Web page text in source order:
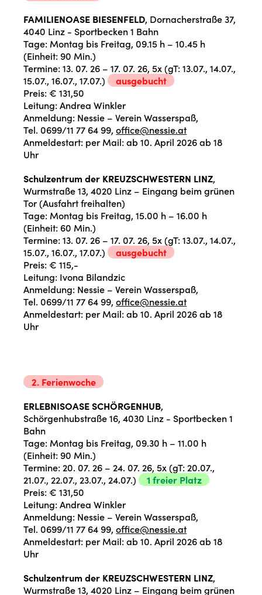
FAMILIENOASE BIESENFELD, Dornacherstraße 37,
4040 Linz - Sportbecken 1 Bahn
Tage: Montag bis Freitag, 09.15 h – 10.45 h
(Einheit: 90 Min.)
Termine: 13. 07. 26 – 17. 07. 26, 5x (gT: 13.07., 14.07.,
15.07., 16.07., 17.07.)
ausgebucht
Preis: € 131,50
Leitung: Andrea Winkler
Anmeldung: Nessie – Verein Wasserspaß,
Tel. 0699/11 77 64 99,office@nessie.at
Anmeldestart: per Mail: ab 10. April 2026 ab 18
Uhr
Schulzentrum der KREUZSCHWESTERN LINZ,
Wurmstraße 13, 4020 Linz – Eingang beim grünen
Tor (Ausfahrt freihalten)
Tage: Montag bis Freitag, 15.00 h – 16.00 h
(Einheit: 60 Min.)
Termine: 13. 07. 26 – 17. 07. 26, 5x (gT: 13.07., 14.07.,
15.07., 16.07., 17.07.)
ausgebucht
Preis: € 115,-
Leitung: Ivona Bilandzic
Anmeldung: Nessie – Verein Wasserspaß,
Tel. 0699/11 77 64 99,office@nessie.at
Anmeldestart: per Mail: ab 10. April 2026 ab 18
Uhr
2. Ferienwoche
ERLEBNISOASE SCHÖRGENHUB,
Schörgenhubstraße 16, 4030 Linz - Sportbecken 1
Bahn
Tage: Montag bis Freitag, 09.30 h – 11.00 h
(Einheit: 90 Min.)
Termine: 20. 07. 26 – 24. 07. 26, 5x (gT: 20.07.,
21.07., 22.07., 23.07., 24.07.)
1 freier Platz
Preis: € 131,50
Leitung: Andrea Winkler
Anmeldung: Nessie – Verein Wasserspaß,
Tel. 0699/11 77 64 99,office@nessie.at
Anmeldestart: per Mail: ab 10. April 2026 ab 18
Uhr
Schulzentrum der KREUZSCHWESTERN LINZ,
Wurmstraße 13, 4020 Linz – Eingang beim grünen